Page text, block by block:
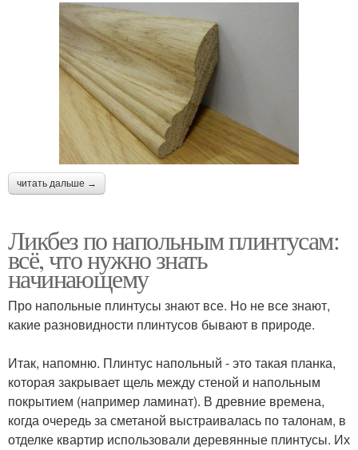
читать дальше →
Ликбез по напольным плинтусам:
всё, что нужно знать
начинающему
Про напольные плинтусы знают все. Но не все знают,
какие разновидности плинтусов бывают в природе.
Итак, напомню. Плинтус напольный - это такая планка,
которая закрывает щель между стеной и напольным
покрытием (например ламинат). В древние времена,
когда очередь за сметаной выстраивалась по талонам, в
отделке квартир использовали деревянные плинтусы. Их